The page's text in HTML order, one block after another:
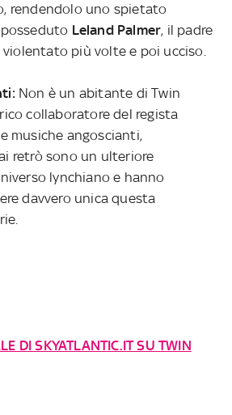
rendendolo uno spietato
Leland Palmer, il padre
violentato più volte e poi ucciso.
Non è un abitante di Twin
collaboratore del regista
musiche angoscianti,
retrò sono un ulteriore
lynchiano e hanno
davvero unica questa
DI SKYATLANTIC.IT SU TWIN